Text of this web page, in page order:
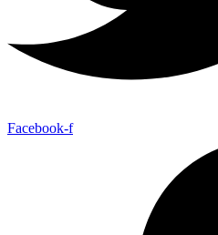
Facebook-f